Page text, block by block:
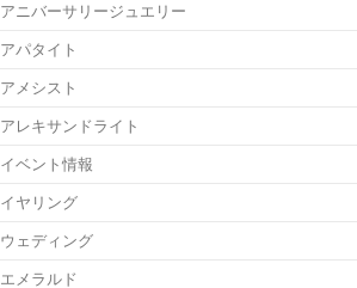
アニバーサリージュエリー
アパタイト
アメシスト
アレキサンドライト
イベント情報
イヤリング
ウェディング
エメラルド